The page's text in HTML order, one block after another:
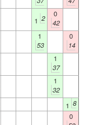
1 2
0
42
1
53
0
14
1
37
1
32
1 8
0